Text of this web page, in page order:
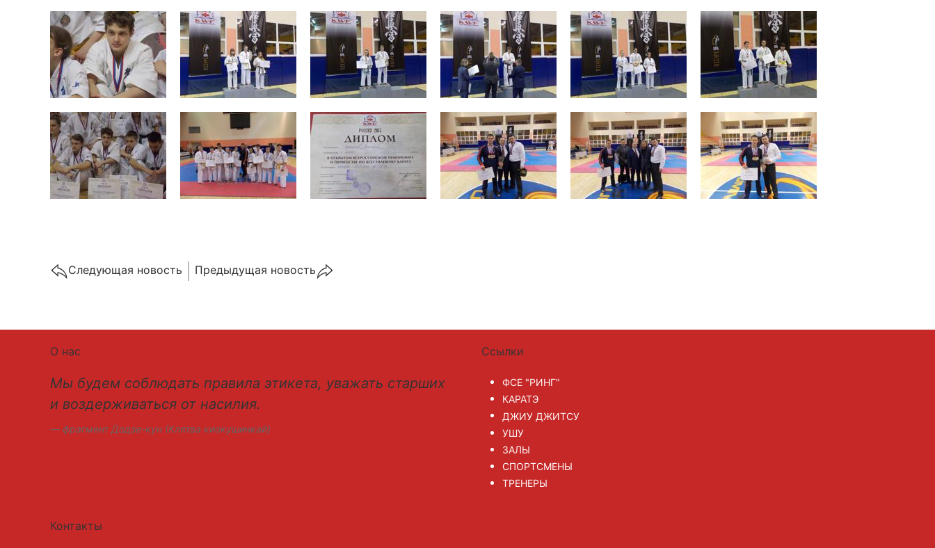
Cледующая новость Предыдущая новость
О нас
Мы будем соблюдать правила этикета, уважать старших
и воздерживаться от насилия.
фрагмент Додзе-кун (Клятва киокушинкай)
Ссылки
ФСЕ "РИНГ"
КАРАТЭ
ДЖИУ ДЖИТСУ
УШУ
ЗАЛЫ
СПОРТСМЕНЫ
ТРЕНЕРЫ
Контакты